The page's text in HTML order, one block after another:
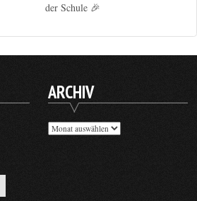
der Schule 🎉
ARCHIV
Archiv